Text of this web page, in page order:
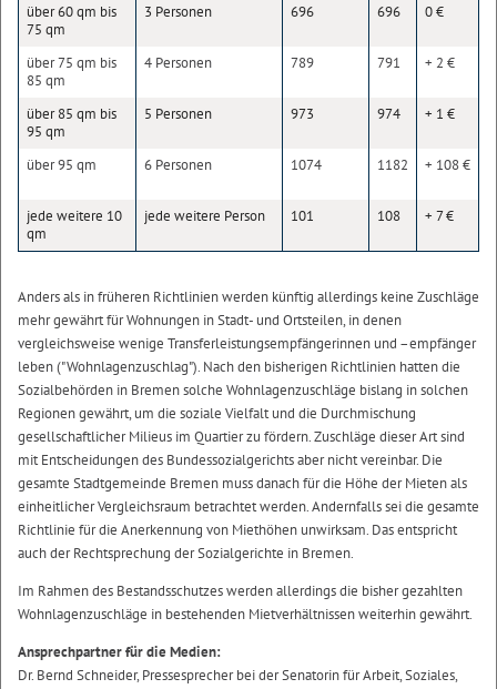
über 60 qm bis
75 qm
3 Personen 696 696 0 €
über 75 qm bis
85 qm
4 Personen 789 791 + 2 €
über 85 qm bis
95 qm
5 Personen 973 974 + 1 €
über 95 qm 6 Personen 1074 1182 + 108 €
jede weitere 10
qm
jede weitere Person 101 108 + 7 €
Anders als in früheren Richtlinien werden künftig allerdings keine Zuschläge
mehr gewährt für Wohnungen in Stadt- und Ortsteilen, in denen
vergleichsweise wenige Transferleistungsempfängerinnen und –empfänger
leben ("Wohnlagenzuschlag"). Nach den bisherigen Richtlinien hatten die
Sozialbehörden in Bremen solche Wohnlagenzuschläge bislang in solchen
Regionen gewährt, um die soziale Vielfalt und die Durchmischung
gesellschaftlicher Milieus im Quartier zu fördern. Zuschläge dieser Art sind
mit Entscheidungen des Bundessozialgerichts aber nicht vereinbar. Die
gesamte Stadtgemeinde Bremen muss danach für die Höhe der Mieten als
einheitlicher Vergleichsraum betrachtet werden. Andernfalls sei die gesamte
Richtlinie für die Anerkennung von Miethöhen unwirksam. Das entspricht
auch der Rechtsprechung der Sozialgerichte in Bremen.
Im Rahmen des Bestandsschutzes werden allerdings die bisher gezahlten
Wohnlagenzuschläge in bestehenden Mietverhältnissen weiterhin gewährt.
Ansprechpartner für die Medien:
Dr. Bernd Schneider, Pressesprecher bei der Senatorin für Arbeit, Soziales,